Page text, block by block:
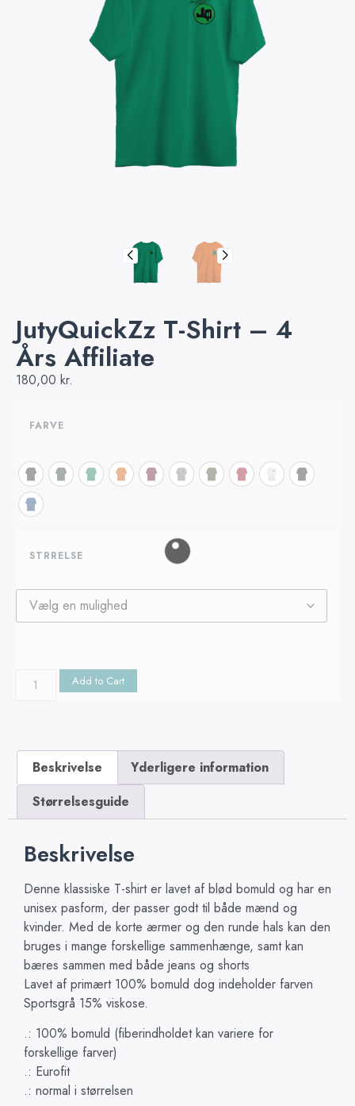
JutyQuickZz T-Shirt – 4
Års Affiliate
180,00 kr.
FARVE
STRRELSE
Add to Cart
Beskrivelse
Yderligere information
Størrelsesguide
Beskrivelse
Denne klassiske T-shirt er lavet af blød bomuld og har en
unisex pasform, der passer godt til både mænd og
kvinder. Med de korte ærmer og den runde hals kan den
bruges i mange forskellige sammenhænge, samt kan
bæres sammen med både jeans og shorts
Lavet af primært 100% bomuld dog indeholder farven
Sportsgrå 15% viskose.
.: 100% bomuld (fiberindholdet kan variere for
forskellige farver)
.: Eurofit
.: normal i størrelsen